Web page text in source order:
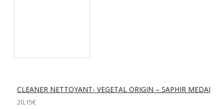
CLEANER NETTOYANT- VEGETAL ORIGIN – SAPHIR MEDAILLE
20,15€